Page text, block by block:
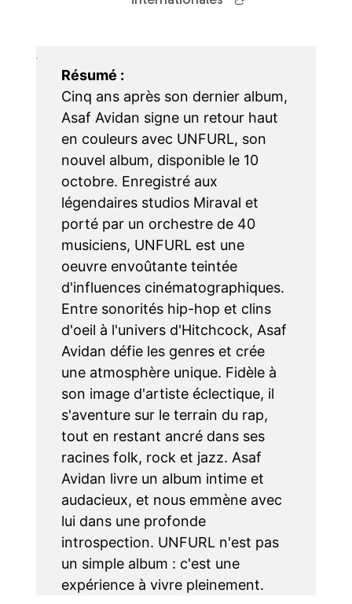
Les outils d’animation
Le catalogue
Recherche détaillée
Les nouveautés
Les nouveautés par support
Les sélections
Les coups de cœurs
Recherche par genre
Les tutos
Les textes réglementaires
Les ressources numériques
Auto-formation
Liseuses et tablettes
Ressources numériques gratuites
Presse en ligne
Résumé :
Cinq ans après son dernier album,
Asaf Avidan signe un retour haut
en couleurs avec UNFURL, son
nouvel album, disponible le 10
octobre. Enregistré aux
légendaires studios Miraval et
porté par un orchestre de 40
musiciens, UNFURL est une
oeuvre envoûtante teintée
d'influences cinématographiques.
Entre sonorités hip-hop et clins
d'oeil à l'univers d'Hitchcock, Asaf
Avidan défie les genres et crée
une atmosphère unique. Fidèle à
son image d'artiste éclectique, il
s'aventure sur le terrain du rap,
tout en restant ancré dans ses
racines folk, rock et jazz. Asaf
Avidan livre un album intime et
audacieux, et nous emmène avec
lui dans une profonde
introspection. UNFURL n'est pas
un simple album : c'est une
expérience à vivre pleinement.